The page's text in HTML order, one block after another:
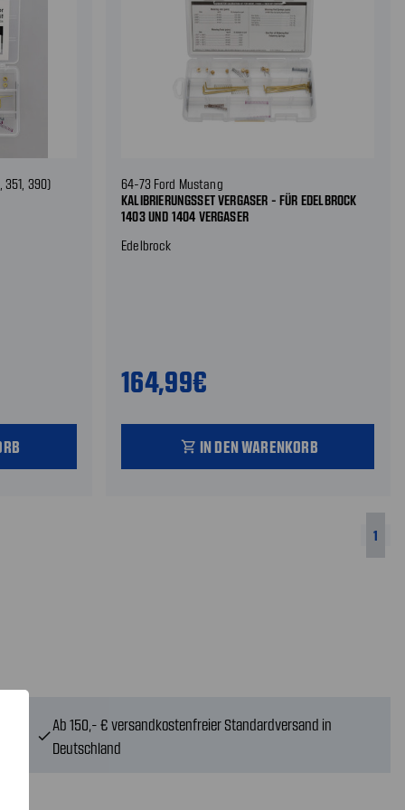
351, 390)
64-73 Ford Mustang
KALIBRIERUNGSSET VERGASER - FÜR EDELBROCK
1403 UND 1404 VERGASER
Edelbrock
164,99€
shopping_cart IN DEN WARENKORB
1
check
Ab 150,- € versandkostenfreier Standardversand in
Deutschland